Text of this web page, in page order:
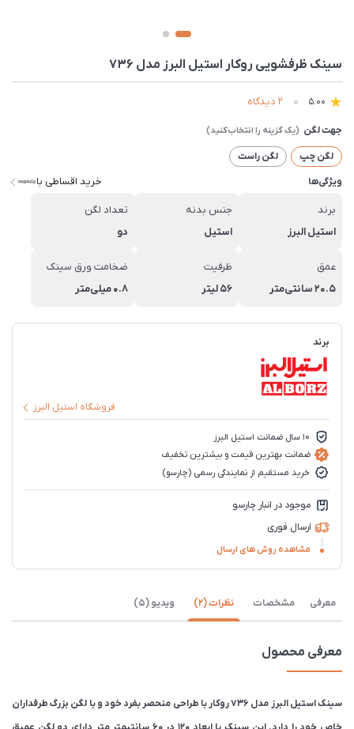
سينک ظرفشویی روکار استیل البرز مدل 736
5.00 2 دیدگاه
جهت لگن
لگن چپ
لگن راست
ویژگی‌ها
خرید اقساطی با
برند
استیل البرز
جنس بدنه
استیل
تعداد لگن
دو
عمق
20.5 سانتی‌متر
ظرفیت
56 لیتر
ضخامت ورق سینک
0.8 میلی‌متر
برند
فروشگاه استیل البرز
10 سال ضمانت استیل البرز
ضمانت بهترین قیمت و بیشترین تخفیف
خرید مستقیم از نمایندگی رسمی (چارسو)
موجود در انبار چارسو
ارسال فوری
مشاهده روش های ارسال
معرفی مشخصات نظرات (2) ویدیو (5)
معرفی محصول
سینک استیل البرز مدل 736 روکار با طراحی منحصر بفرد خود و با لگن بزرگ طرفداران